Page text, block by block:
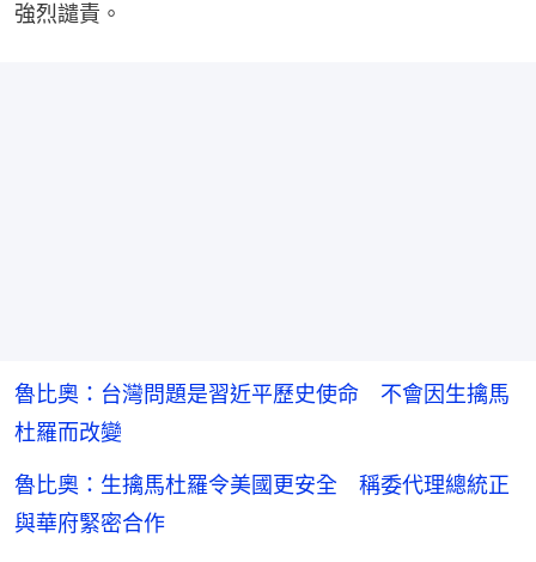
強烈譴責。
魯比奧：台灣問題是習近平歷史使命 不會因生擒馬
杜羅而改變
魯比奧：生擒馬杜羅令美國更安全 稱委代理總統正
與華府緊密合作